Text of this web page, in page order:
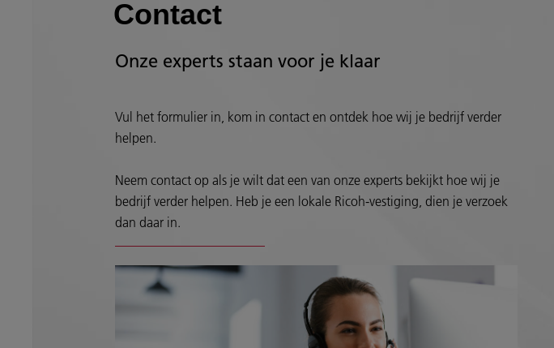
Contact
Onze experts staan voor je klaar
Vul het formulier in, kom in contact en ontdek hoe wij je bedrijf verder
helpen.
Neem contact op als je wilt dat een van onze experts bekijkt hoe wij je
bedrijf verder helpen. Heb je een lokale Ricoh-vestiging, dien je verzoek
dan daar in.